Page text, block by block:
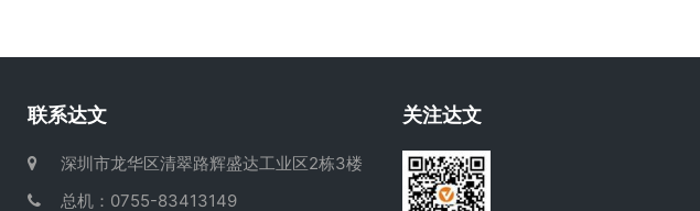
联系达文
深圳市龙华区清翠路辉盛达工业区2栋3楼
总机：0755-83413149
关注达文